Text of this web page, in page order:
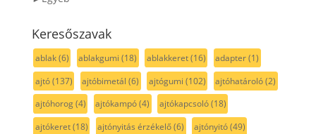
Keresőszavak
ablak(6) ablakgumi (18) ablakkeret(16) adapter(1)
ajtó(137) ajtóbimetál (6) ajtógumi (102) ajtóhatároló(2)
ajtóhorog(4) ajtókampó(4) ajtókapcsoló(18)
ajtókeret(18) ajtónyitás érzékelő(6) ajtónyitó(49)